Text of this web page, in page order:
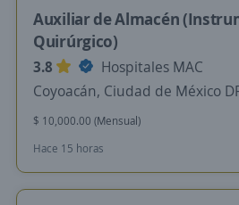
Auxiliar de Almacén
Quirúrgico)
3.8
Hospitales MAC
Coyoacán, Ciudad de México
$ 10,000.00 (Mensual)
Hace 15 horas